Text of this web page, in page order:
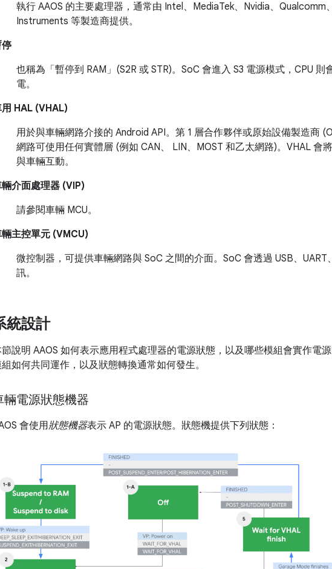
執行 AAOS 的主要處理器，通常由 Intel、MediaTek、Nvidia、Qualcomm
Instruments 等製造商提供。
也稱為「暫停到 RAM」(S2R 或 STR)。 SoC 會進入 S3 電源模式，CPU
電。
HAL (VHAL)
用於與車輛網路介接的 Android API。第 1 層合作夥伴或原始設備製造商
網路可使用任何實體層 (例如 CAN、 LIN、MOST 和乙太網路)。VHAL 會
與車輛互動。
介面處理器 (VIP)
請參閱車輛 MCU。
主控單元 (VMCU)
微控制器，可提供車輛網路與 SoC 之間的介面。SoC 會透過 USB、UART
訊。
統設計
說明 AAOS 如何表示應用程式處理器的電源狀態，以及哪些模組會實作電
如何共同運作，以及狀態轉換通常如何發生。
輛電源狀態機器
會使用狀態機器表示 AP 的電源狀態。狀態機提供下列狀態：